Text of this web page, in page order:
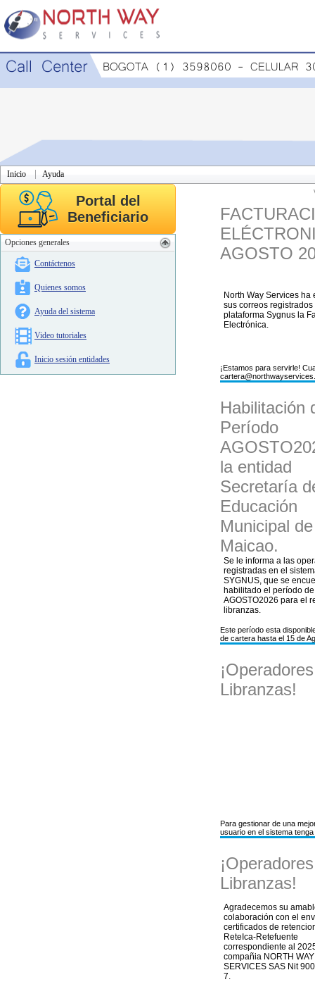
Inicio Ayuda
Portal del
Beneficiario
Opciones generales
Contáctenos
Quienes somos
Ayuda del sistema
Video tutoriales
Inicio sesión entidades
AGOSTO
North Way Services ha
sus correos registrados
plataforma Sygnus la
Electrónica.
¡Estamos para servirle!
Habilitación
Período
la entidad
Secretaría
Educación
Municipal de
Maicao.
Se le informa a las
registradas en el
SYGNUS, que se
habilitado el período de
AGOSTO2026 para el
libranzas.
Este período esta
de cartera hasta el 15 de
Libranzas!
Para gestionar de una
usuario en el sistema
Libranzas!
Agradecemos su
colaboración con el
certificados de
ReteIca-Retefuente
correspondiente al
compañia NORTH WAY
SERVICES SAS Nit
7.